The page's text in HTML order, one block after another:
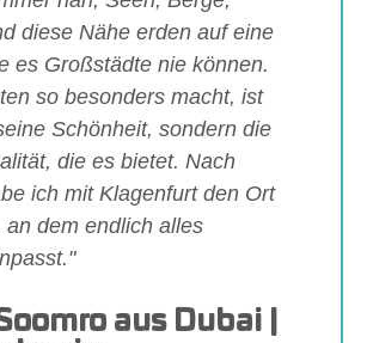
diese Nähe erden auf eine
es Großstädte nie können.
so besonders macht, ist
Schönheit, sondern die
die es bietet. Nach
ich mit Klagenfurt den Ort
an dem endlich alles
aus Dubai |